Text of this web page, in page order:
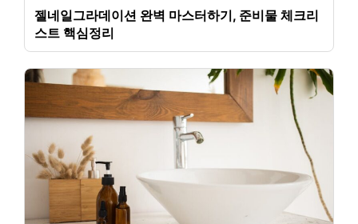
젤네일그라데이션 완벽 마스터하기, 준비물 체크리
스트 핵심정리